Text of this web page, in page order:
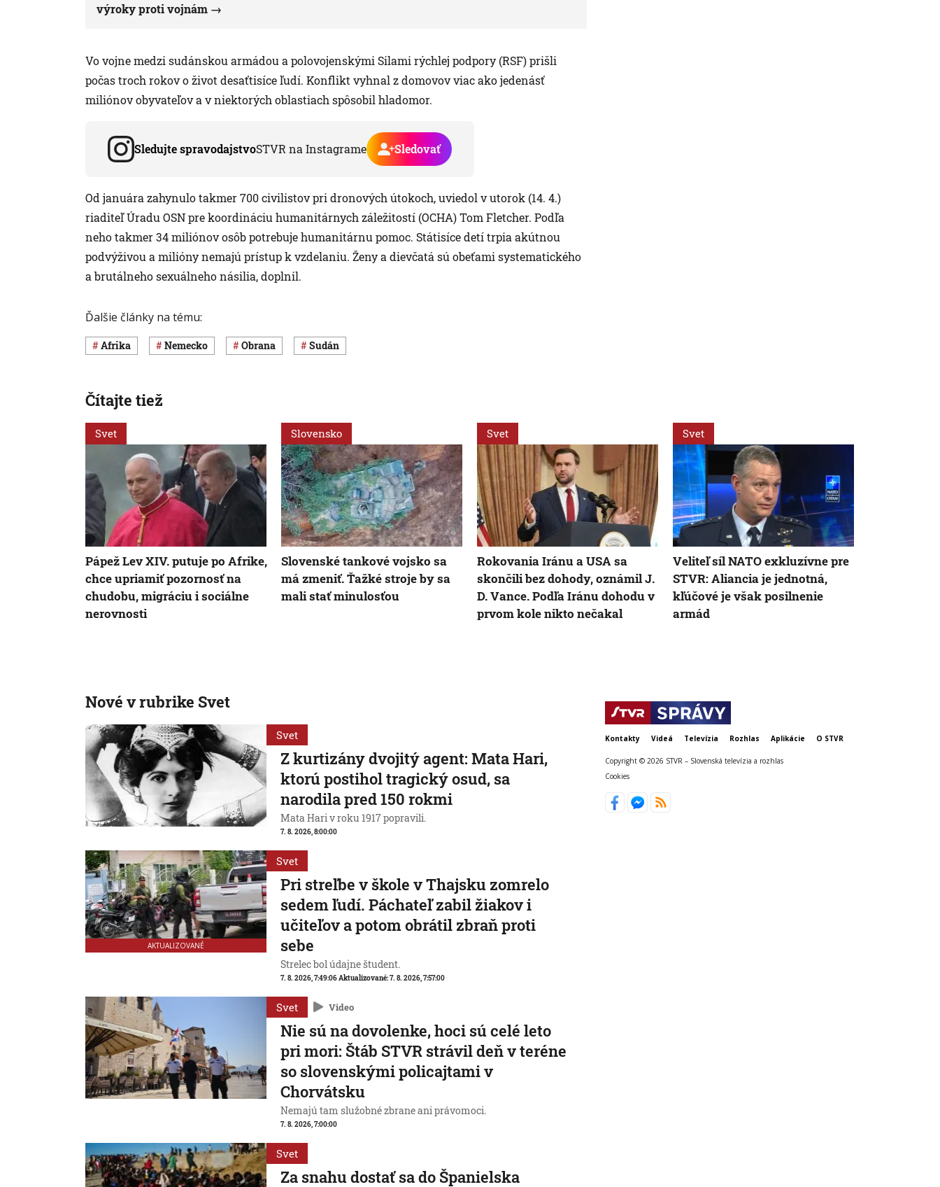
výroky proti vojnám
Vo vojne medzi sudánskou armádou a polovojenskými Silami rýchlej podpory (RSF) prišli
počas troch rokov o život desaťtisíce ľudí. Konflikt vyhnal z domovov viac ako jedenásť
miliónov obyvateľov a v niektorých oblastiach spôsobil hladomor.
Sledujte spravodajstvoSTVR na Instagrame Sledovať
Od januára zahynulo takmer 700 civilistov pri dronových útokoch, uviedol v utorok (14. 4.)
riaditeľ Úradu OSN pre koordináciu humanitárnych záležitostí (OCHA) Tom Fletcher. Podľa
neho takmer 34 miliónov osôb potrebuje humanitárnu pomoc. Státisíce detí trpia akútnou
podvýživou a milióny nemajú prístup k vzdelaniu. Ženy a dievčatá sú obeťami systematického
a brutálneho sexuálneho násilia, doplnil.
Ďalšie články na tému:
Afrika Nemecko obrana Sudán
Čítajte tiež
Svet
Pápež Lev XIV. putuje po Afrike,
chce upriamiť pozornosť na
chudobu, migráciu i sociálne
nerovnosti
Slovensko
Slovenské tankové vojsko sa
má zmeniť. Ťažké stroje by sa
mali stať minulosťou
Svet
Rokovania Iránu a USA sa
skončili bez dohody, oznámil J.
D. Vance. Podľa Iránu dohodu v
prvom kole nikto nečakal
Svet
Veliteľ síl NATO exkluzívne pre
STVR: Aliancia je jednotná,
kľúčové je však posilnenie
armád
Nové v rubrike Svet
Svet
Z kurtizány dvojitý agent: Mata Hari,
ktorú postihol tragický osud, sa
narodila pred 150 rokmi
Mata Hari v roku 1917 popravili.
7. 8. 2026, 8:00:00
AKTUALIZOVANÉ
Svet
Pri streľbe v škole v Thajsku zomrelo
sedem ľudí. Páchateľ zabil žiakov i
učiteľov a potom obrátil zbraň proti
sebe
Strelec bol údajne študent.
7. 8. 2026, 7:49:06Aktualizované:7. 8. 2026, 7:57:00
Svet Video
Nie sú na dovolenke, hoci sú celé leto
pri mori: Štáb STVR strávil deň v teréne
so slovenskými policajtami v
Chorvátsku
Nemajú tam služobné zbrane ani právomoci.
7. 8. 2026, 7:00:00
Svet
Za snahu dostať sa do Španielska
Kontakty Videá Televízia Rozhlas Aplikácie O STVR
Copyright © 2026 STVR – Slovenská televízia a rozhlas
Cookies